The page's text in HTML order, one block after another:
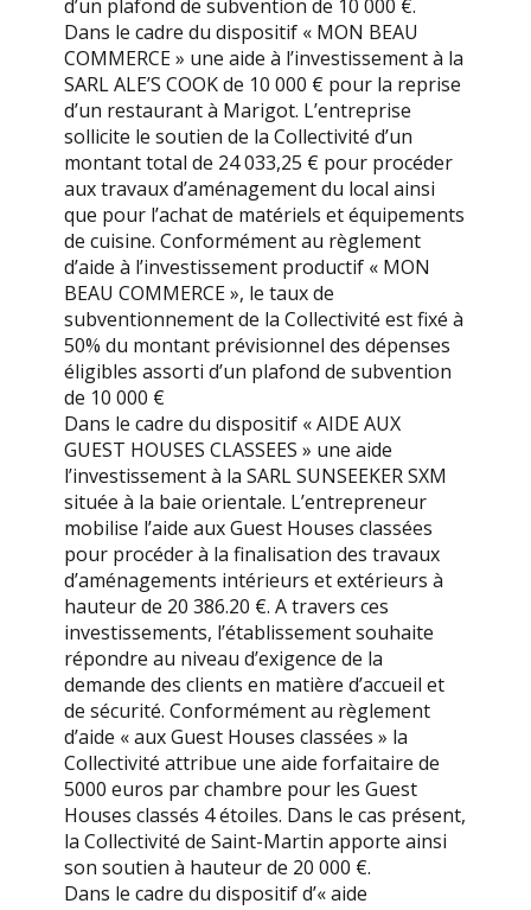
d’un plafond de subvention de 10 000 €.
Dans le cadre du dispositif « MON BEAU
COMMERCE » une aide à l’investissement à la
SARL ALE’S COOK de 10 000 € pour la reprise
d’un restaurant à Marigot. L’entreprise
sollicite le soutien de la Collectivité d’un
montant total de 24 033,25 € pour procéder
aux travaux d’aménagement du local ainsi
que pour l’achat de matériels et équipements
de cuisine. Conformément au règlement
d’aide à l’investissement productif « MON
BEAU COMMERCE », le taux de
subventionnement de la Collectivité est fixé à
50% du montant prévisionnel des dépenses
éligibles assorti d’un plafond de subvention
de 10 000 €
Dans le cadre du dispositif « AIDE AUX
GUEST HOUSES CLASSEES » une aide
l’investissement à la SARL SUNSEEKER SXM
située à la baie orientale. L’entrepreneur
mobilise l’aide aux Guest Houses classées
pour procéder à la finalisation des travaux
d’aménagements intérieurs et extérieurs à
hauteur de 20 386.20 €. A travers ces
investissements, l’établissement souhaite
répondre au niveau d’exigence de la
demande des clients en matière d’accueil et
de sécurité. Conformément au règlement
d’aide « aux Guest Houses classées » la
Collectivité attribue une aide forfaitaire de
5000 euros par chambre pour les Guest
Houses classés 4 étoiles. Dans le cas présent,
la Collectivité de Saint-Martin apporte ainsi
son soutien à hauteur de 20 000 €.
Dans le cadre du dispositif d’« aide